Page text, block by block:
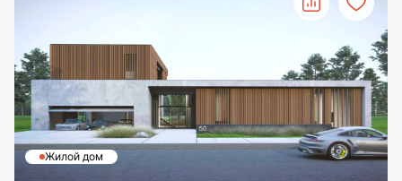
Жилой дом